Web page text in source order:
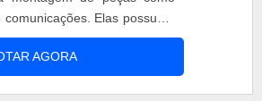
Elas possuem
é projeto sob medida para
aos furos existentes
esses móveis ficam firmes e
AGORA